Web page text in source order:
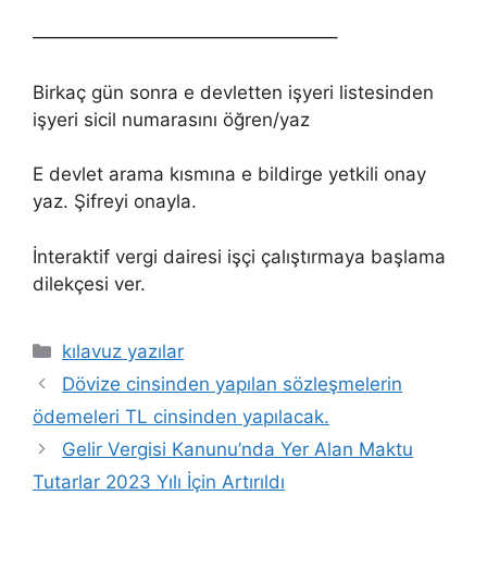
————————————————–
Birkaç gün sonra e devletten işyeri listesinden
işyeri sicil numarasını öğren/yaz
E devlet arama kısmına e bildirge yetkili onay
yaz. Şifreyi onayla.
İnteraktif vergi dairesi işçi çalıştırmaya başlama
dilekçesi ver.
Kategoriler
kılavuz yazılar
Dövize cinsinden yapılan sözleşmelerin
ödemeleri TL cinsinden yapılacak.
Gelir Vergisi Kanunu’nda Yer Alan Maktu
Tutarlar 2023 Yılı İçin Artırıldı